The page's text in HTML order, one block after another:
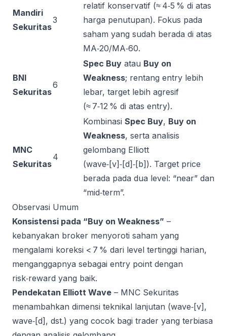
Mandiri
Sekuritas
3
relatif konservatif (≈ 4‑5 % di atas
harga penutupan). Fokus pada
saham yang sudah berada di atas
MA‑20/MA‑60.
BNI
Sekuritas
6
Spec Buy atau Buy on
Weakness; rentang entry lebih
lebar, target lebih agresif
(≈ 7‑12 % di atas entry).
MNC
Sekuritas
4
Kombinasi Spec Buy, Buy on
Weakness, serta analisis
gelombang Elliott
(wave‑[v]‑[d]‑[b]). Target price
berada pada dua level: “near” dan
“mid‑term”.
Observasi Umum
Konsistensi pada “Buy on Weakness” –
kebanyakan broker menyoroti saham yang
mengalami koreksi < 7 % dari level tertinggi harian,
menganggapnya sebagai entry point dengan
risk‑reward yang baik.
Pendekatan Elliott Wave – MNC Sekuritas
menambahkan dimensi teknikal lanjutan (wave‑[v],
wave‑[d], dst.) yang cocok bagi trader yang terbiasa